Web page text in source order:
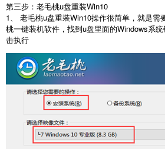
第三步：老毛桃u盘重装Win10
1、 老毛桃u盘重装Win10操作很简单，就是需
桃一键装机软件，找到u盘里面的Windows系
击执行